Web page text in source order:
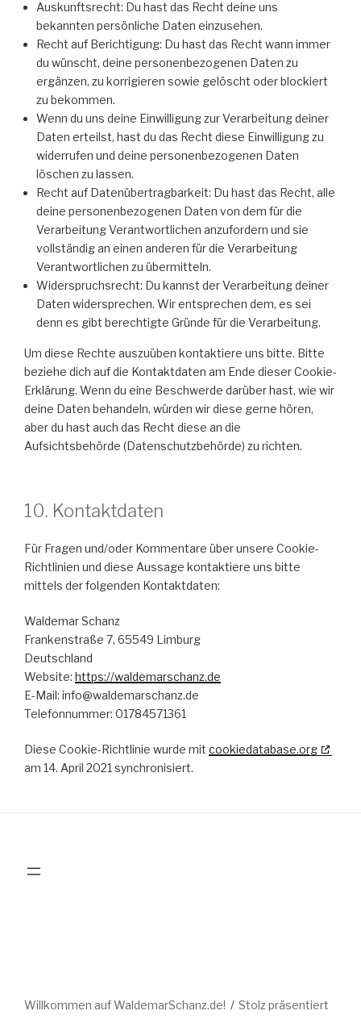
Auskunftsrecht: Du hast das Recht deine uns
bekannten persönliche Daten einzusehen.
Recht auf Berichtigung: Du hast das Recht wann immer
du wünscht, deine personenbezogenen Daten zu
ergänzen, zu korrigieren sowie gelöscht oder blockiert
zu bekommen.
Wenn du uns deine Einwilligung zur Verarbeitung deiner
Daten erteilst, hast du das Recht diese Einwilligung zu
widerrufen und deine personenbezogenen Daten
löschen zu lassen.
Recht auf Datenübertragbarkeit: Du hast das Recht, alle
deine personenbezogenen Daten von dem für die
Verarbeitung Verantwortlichen anzufordern und sie
vollständig an einen anderen für die Verarbeitung
Verantwortlichen zu übermitteln.
Widerspruchsrecht: Du kannst der Verarbeitung deiner
Daten widersprechen. Wir entsprechen dem, es sei
denn es gibt berechtigte Gründe für die Verarbeitung.
Um diese Rechte auszuüben kontaktiere uns bitte. Bitte
beziehe dich auf die Kontaktdaten am Ende dieser Cookie-
Erklärung. Wenn du eine Beschwerde darüber hast, wie wir
deine Daten behandeln, würden wir diese gerne hören,
aber du hast auch das Recht diese an die
Aufsichtsbehörde (Datenschutzbehörde) zu richten.
10. Kontaktdaten
Für Fragen und/oder Kommentare über unsere Cookie-
Richtlinien und diese Aussage kontaktiere uns bitte
mittels der folgenden Kontaktdaten:
Waldemar Schanz
Frankenstraße 7, 65549 Limburg
Deutschland
Website: https://waldemarschanz.de
E-Mail: info@waldemarschanz.de
Telefonnummer: 01784571361
Diese Cookie-Richtlinie wurde mit cookiedatabase.org
am 14. April 2021 synchronisiert.
Willkommen auf WaldemarSchanz.de!
Stolz präsentiert